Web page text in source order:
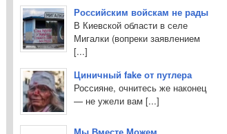
Российским войскам не рады
В Киевской области в селе
Мигалки (вопреки заявлением
[...]
Циничный fake от путлера
Россияне, очнитесь же наконец
— не ужели вам [...]